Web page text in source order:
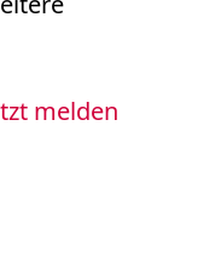
melden